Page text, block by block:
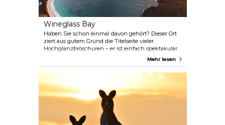
Wineglass Bay
Haben Sie schon einmal davon gehört? Dieser Ort
ziert aus gutem Grund die Titelseite vieler
Hochglanzbroschüren – er ist einfach spektakulär.
Stellen Sie sich vor, wie saphirblaues Meer an einen
perfekten weißen Sandstrand grenzt – eine Art von
Strand, die normalerweise romantischen
Filmszenen vorbehalten ist. Aber in der Wineglass
Bay kann jeder in dieser perfekten Umgebung
wandern. Fühlen Sie sich energiegeladen?
Erklimmen Sie The Hazards, um die Wineglass Bay
zu überblicken, oder paddeln Sie mit dem Kajak
um die rosa Berge. Wenn Ihnen das alles zu
anstrengend erscheint, kann die entspannte
Mehr lesen